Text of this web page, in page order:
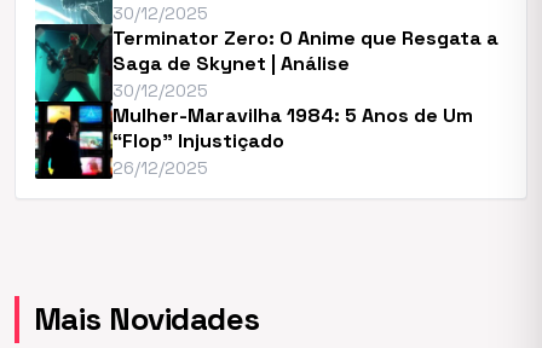
30/12/2025
Terminator Zero: O Anime que Resgata a
Saga de Skynet | Análise
30/12/2025
Mulher-Maravilha 1984: 5 Anos de Um
“Flop” Injustiçado
26/12/2025
Mais Novidades